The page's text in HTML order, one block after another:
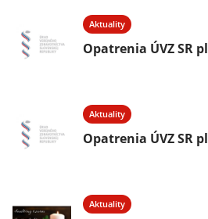
Aktuality
Opatrenia ÚVZ SR
Aktuality
Opatrenia ÚVZ SR
Aktuality